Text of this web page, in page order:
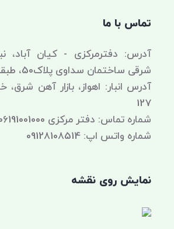
تماس با ما
شرقی ساختمان سداوی پلاک50، طبقه اول واحد 3
آدرس انبار: اهواز، بازار آهن شرق،
127
شماره تماس: دفتر مرکزی 06191001000
شماره واتس اپ: 09128108514
نمایش روی نقشه